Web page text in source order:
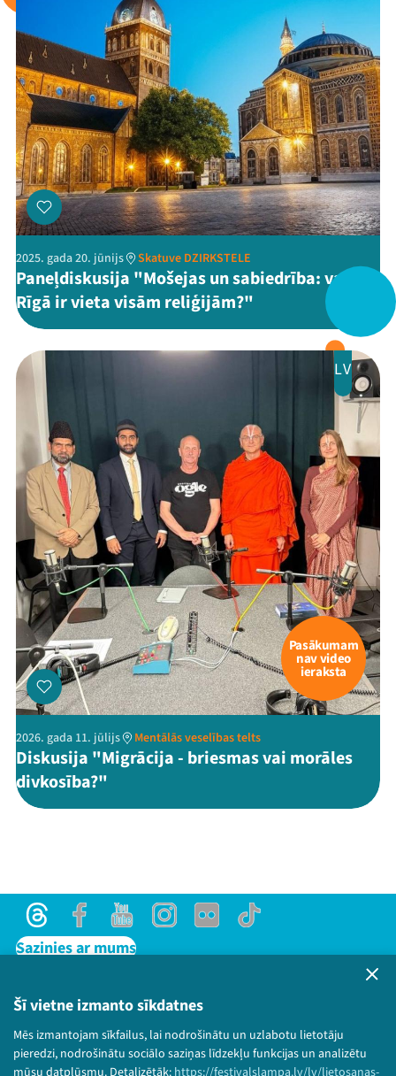
Šī vietne izmanto sīkdatnes
Mēs izmantojam sīkfailus, lai nodrošinātu un uzlabotu lietotāju
pieredzi, nodrošinātu sociālo saziņas līdzekļu funkcijas un analizētu
mūsu datplūsmu. Detalizētāk: https://festivalslampa.lv/lv/lietosanas-
Mana programma
Festivāls
Programma
Arhīvs
Viņi bija LAMPĀ 2026
Jaunumi
Ziedo
Veikals
Kontakti
ThreadsFacebookYoutube
X Instagram
Flick TikTok
2025. gada 20. jūnijs Skatuve DZIRKSTELE
Paneļdiskusija "Mošejas un sabiedrība: vai
Rīgā ir vieta visām reliģijām?"
LV
Pasākumam
nav video
ieraksta
2026. gada 11. jūlijs Mentālās veselības telts
Diskusija "Migrācija - briesmas vai morāles
divkosība?"
ThreadsFacebookYoutubeInstagram
Flick TikTok
Sazinies ar mums
Lietošanas noteikumi un sīkdatņu politika
Bērnu aizsardzības politika
© 2026 Sarunu festivāls LAMPA Visas tiesības